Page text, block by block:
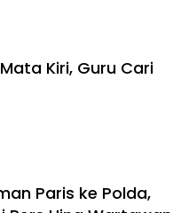
Kiri, Guru Cari
Paris ke Polda,